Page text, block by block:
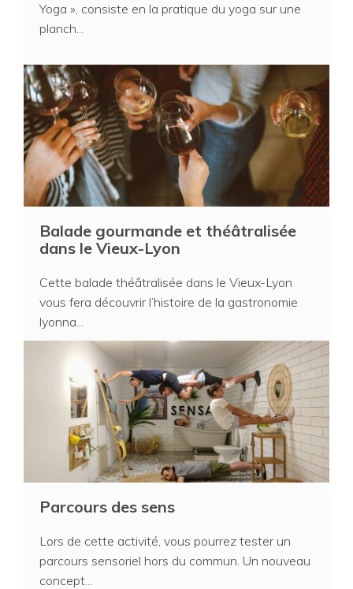
Yoga », consiste en la pratique du yoga sur une
planch...
Balade gourmande et théâtralisée
dans le Vieux-Lyon
Cette balade théâtralisée dans le Vieux-Lyon
vous fera découvrir l’histoire de la gastronomie
lyonna...
Parcours des sens
Lors de cette activité, vous pourrez tester un
parcours sensoriel hors du commun. Un nouveau
concept...